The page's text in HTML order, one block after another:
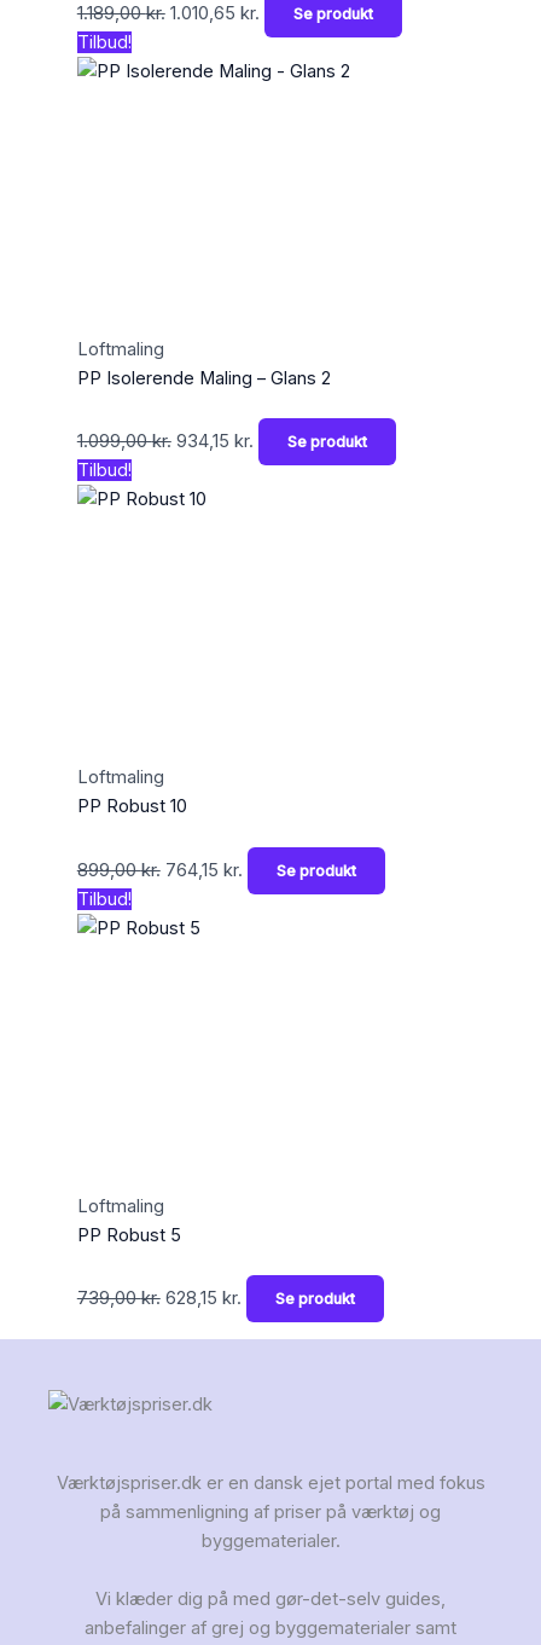
1.189,00kr. 1.010,65 kr. Se produkt
Tilbud!
Loftmaling
PP Isolerende Maling – Glans 2
1.099,00kr. 934,15 kr. Se produkt
Tilbud!
Loftmaling
PP Robust 10
899,00kr. 764,15 kr. Se produkt
Tilbud!
Loftmaling
PP Robust 5
739,00kr. 628,15 kr. Se produkt
Værktøjspriser.dk er en dansk ejet portal med fokus
på sammenligning af priser på værktøj og
byggematerialer.
Vi klæder dig på med gør-det-selv guides,
anbefalinger af grej og byggematerialer samt